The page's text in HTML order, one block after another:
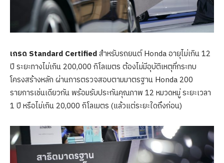
เกรด Standard Certifiedสำหรับรถยนต์ Honda อายุไม่เกิน 12
ปี ระยะทางไม่เกิน 200,000 กิโลเมตร ต้องไม่มีอุบัติเหตุที่กระทบ
โครงสร้างหลัก ผ่านการตรวจสอบตามมาตรฐาน Honda 200
รายการเช่นเดียวกัน พร้อมรับประกันคุณภาพ 12 หมวดหมู่ ระยะเวลา
1 ปี หรือไม่เกิน 20,000 กิโลเมตร (แล้วแต่ระยะใดถึงก่อน)